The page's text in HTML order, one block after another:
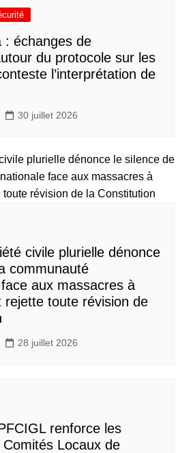
: échanges de
du protocole sur les
l’interprétation de
30 juillet 2026
civile plurielle dénonce
communauté
aux massacres à
rejette toute révision de
28 juillet 2026
renforce les
Locaux de